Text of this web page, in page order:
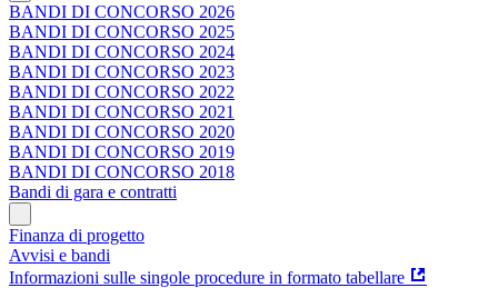
BANDI DI CONCORSO 2026
BANDI DI CONCORSO 2025
BANDI DI CONCORSO 2024
BANDI DI CONCORSO 2023
BANDI DI CONCORSO 2022
BANDI DI CONCORSO 2021
BANDI DI CONCORSO 2020
BANDI DI CONCORSO 2019
BANDI DI CONCORSO 2018
Bandi di gara e contratti
Finanza di progetto
Avvisi e bandi
Informazioni sulle singole procedure in formato tabellare